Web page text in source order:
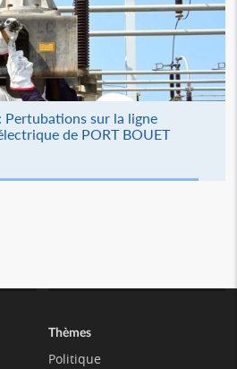
Pertubations sur la ligne
de PORT BOUET
Thèmes
Politique